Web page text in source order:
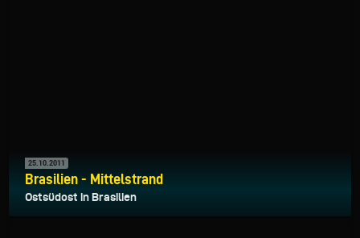
25.10.2011
Brasilien - Mittelstrand
Ostsüdost in Brasilien